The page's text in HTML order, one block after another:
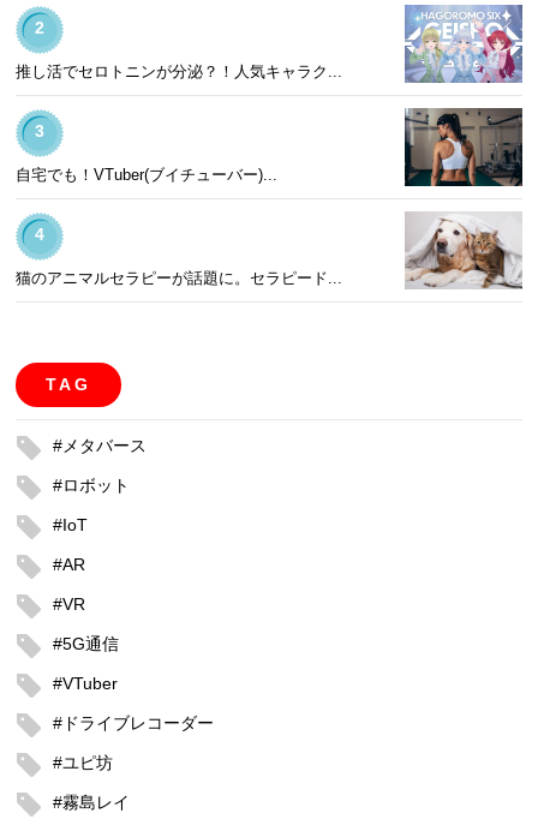
2
推し活でセロトニンが分泌？！人気キャラク...
3
自宅でも！VTuber(ブイチューバー)...
4
猫のアニマルセラピーが話題に。セラピード...
TAG
#メタバース
#ロボット
#IoT
#AR
#VR
#5G通信
#VTuber
#ドライブレコーダー
#ユピ坊
#霧島レイ